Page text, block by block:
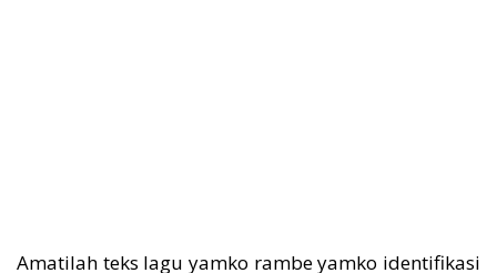
Amatilah teks lagu yamko rambe yamko identifikasi